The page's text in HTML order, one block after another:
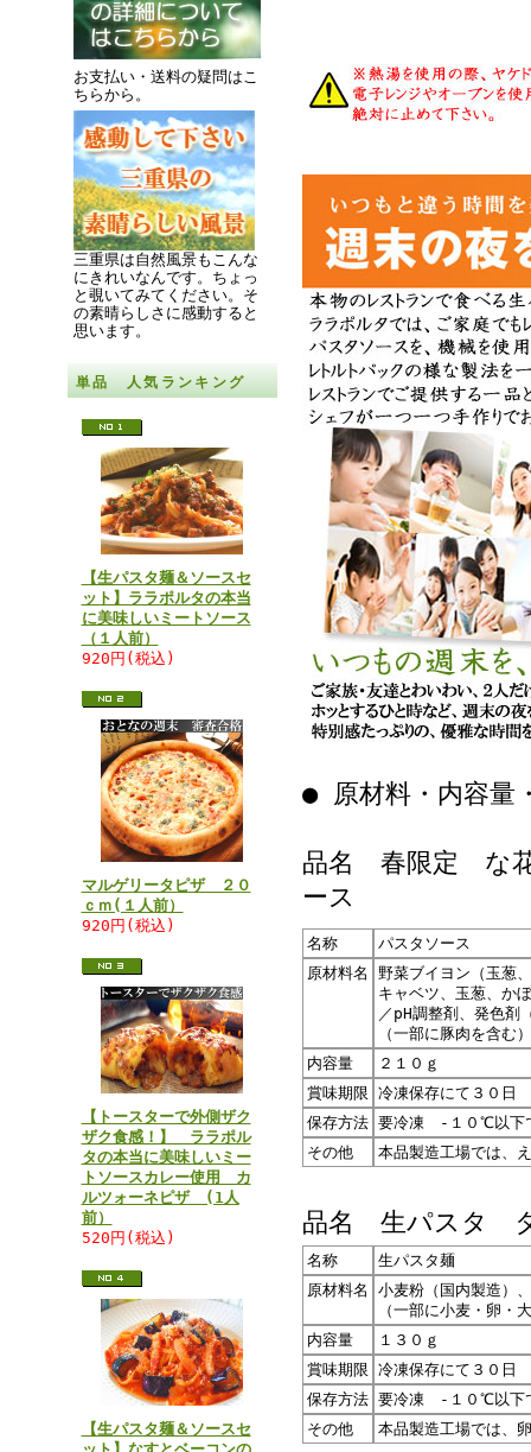
お支払い・送料の疑問はこ
ちらから。
三重県は自然風景もこんな
にきれいなんです。 ちょっ
と覗いてみてください。 そ
の素晴らしさに感動すると
思います。
単品 人気ランキング
【生パスタ麺＆ソースセ
ット】ララポルタの本当
に美味しいミートソース
（１人前）
920円(税込)
マルゲリータピザ ２０
ｃｍ(１人前）
920円(税込)
【トースターで外側ザク
ザク食感！】 ララポル
タの本当に美味しいミー
トソースカレー使用 カ
ルツォーネピザ (1人
前）
520円(税込)
【生パスタ麺＆ソースセ
● 原材料・内容量
品名 春限定 な花
ース
名称
パスタソース
原材料名
野菜ブイヨン（玉葱
キャベツ、玉葱、か
／pH調整剤、発色剤
（一部に豚肉を含む）
内容量
２１０ｇ
賞味期限 冷凍保存にて３０日
保存方法 要冷凍 -１０℃以下
その他
本品製造工場では、
品名 生パスタ
名称
生パスタ麺
原材料名
小麦粉（国内製造）
（一部に小麦・卵・
内容量
１３０ｇ
賞味期限 冷凍保存にて３０日
保存方法 要冷凍 -１０℃以下
その他
本品製造工場では、